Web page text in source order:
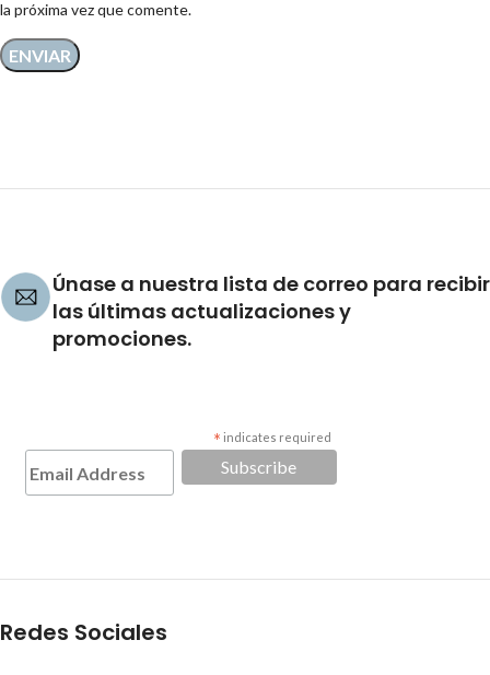
la próxima vez que comente.
Únase a nuestra lista de correo para recibir
las últimas actualizaciones y
promociones.
* indicates required
Redes Sociales